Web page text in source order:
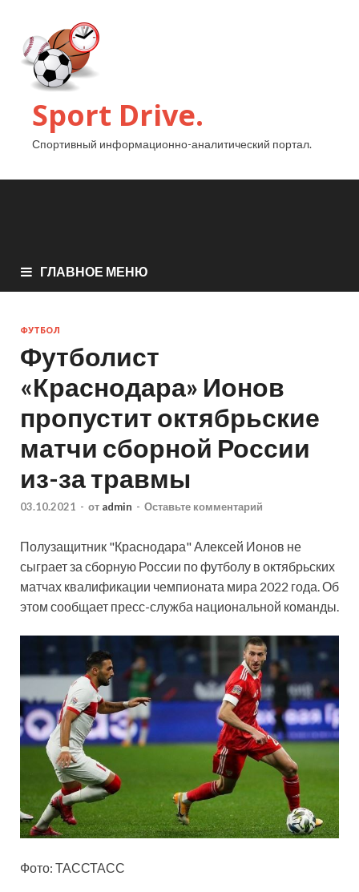
Sport Drive.
Спортивный информационно-аналитический портал.
ГЛАВНОЕ МЕНЮ
ФУТБОЛ
Футболист
«Краснодара» Ионов
пропустит октябрьские
матчи сборной России
из-за травмы
03.10.2021 - от admin - Оставьте комментарий
Полузащитник "Краснодара" Алексей Ионов не
сыграет за сборную России по футболу в октябрьских
матчах квалификации чемпионата мира 2022 года. Об
этом сообщает пресс-служба национальной команды.
Фото: ТАССТАСС